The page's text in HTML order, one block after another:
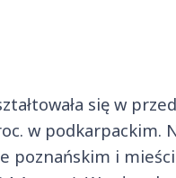
się w
w podkarpackim.
poznańskim i